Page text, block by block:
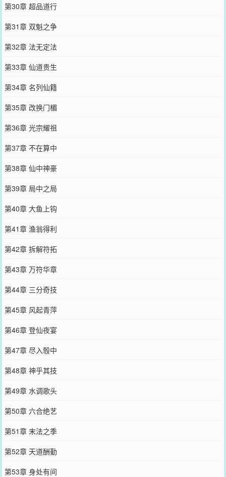
第30章 超品道行
第31章 双魁之争
第32章 法无定法
第33章 仙道贵生
第34章 名列仙籍
第35章 改换门楣
第36章 光宗耀祖
第37章 不在算中
第38章 仙中神豪
第39章 局中之局
第40章 大鱼上钩
第41章 渔翁得利
第42章 拆解符拓
第43章 万符华章
第44章 三分奇技
第45章 风起青萍
第46章 登仙夜宴
第47章 尽入彀中
第48章 神乎其技
第49章 水调歌头
第50章 六合绝艺
第51章 末法之季
第52章 天道酬勤
第53章 身处有间